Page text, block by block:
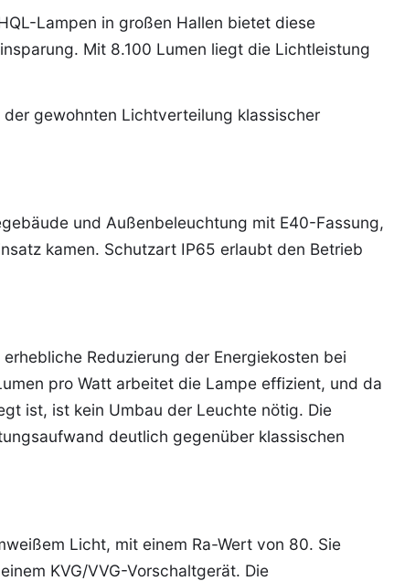
Lampen in großen Hallen bietet diese
Mit 8.100 Lumen liegt die Lichtleistung
gewohnten Lichtverteilung klassischer
und Außenbeleuchtung mit E40-Fassung,
kamen. Schutzart IP65 erlaubt den Betrieb
Reduzierung der Energiekosten bei
pro Watt arbeitet die Lampe effizient, und da
ist, ist kein Umbau der Leuchte nötig. Die
deutlich gegenüber klassischen
Licht, mit einem Ra-Wert von 80. Sie
KVG/VVG-Vorschaltgerät. Die